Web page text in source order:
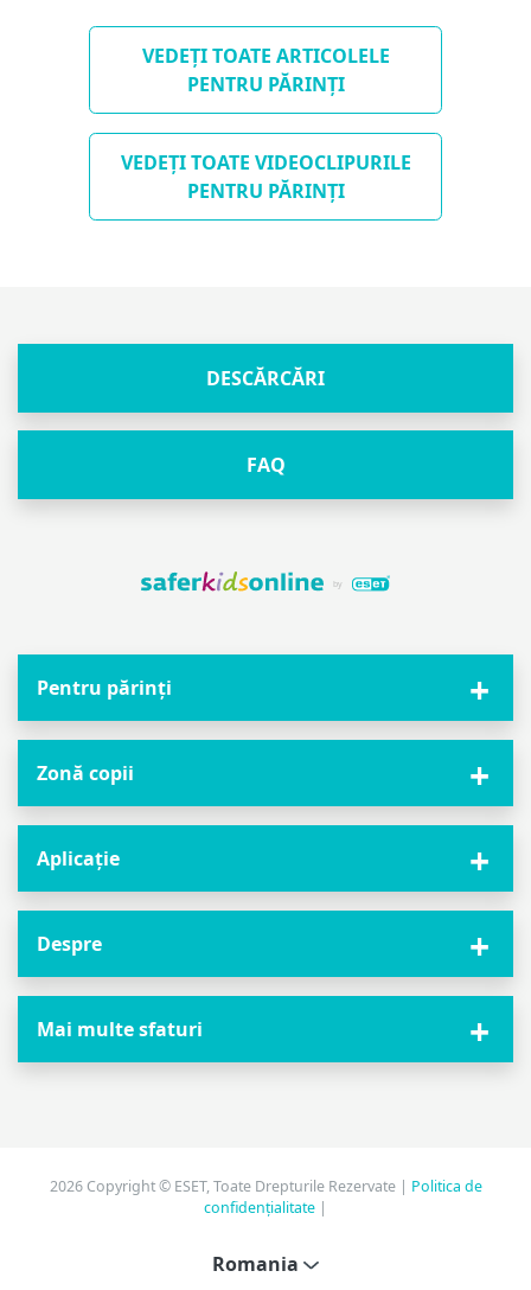
VEDEȚI TOATE ARTICOLELE
PENTRU PĂRINȚI
VEDEȚI TOATE VIDEOCLIPURILE
PENTRU PĂRINȚI
DESCĂRCĂRI
FAQ
Pentru părinți
Zonă copii
Aplicație
Despre
Mai multe sfaturi
2026 Copyright © ESET, Toate Drepturile Rezervate | Politica de
confidențialitate |
Romania